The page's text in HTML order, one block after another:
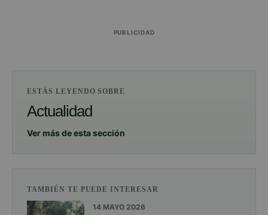
PUBLICIDAD
ESTÁS LEYENDO SOBRE
Actualidad
Ver más de esta sección
TAMBIÉN TE PUEDE INTERESAR
14 MAYO 2026